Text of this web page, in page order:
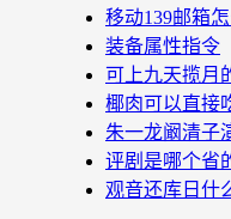
移动139邮箱
装备属性指令
可上九天揽月
椰肉可以直接
朱一龙阚清子
评剧是哪个省
观音还库日什